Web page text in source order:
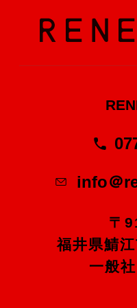
info＠
〒
福井県鯖
一般